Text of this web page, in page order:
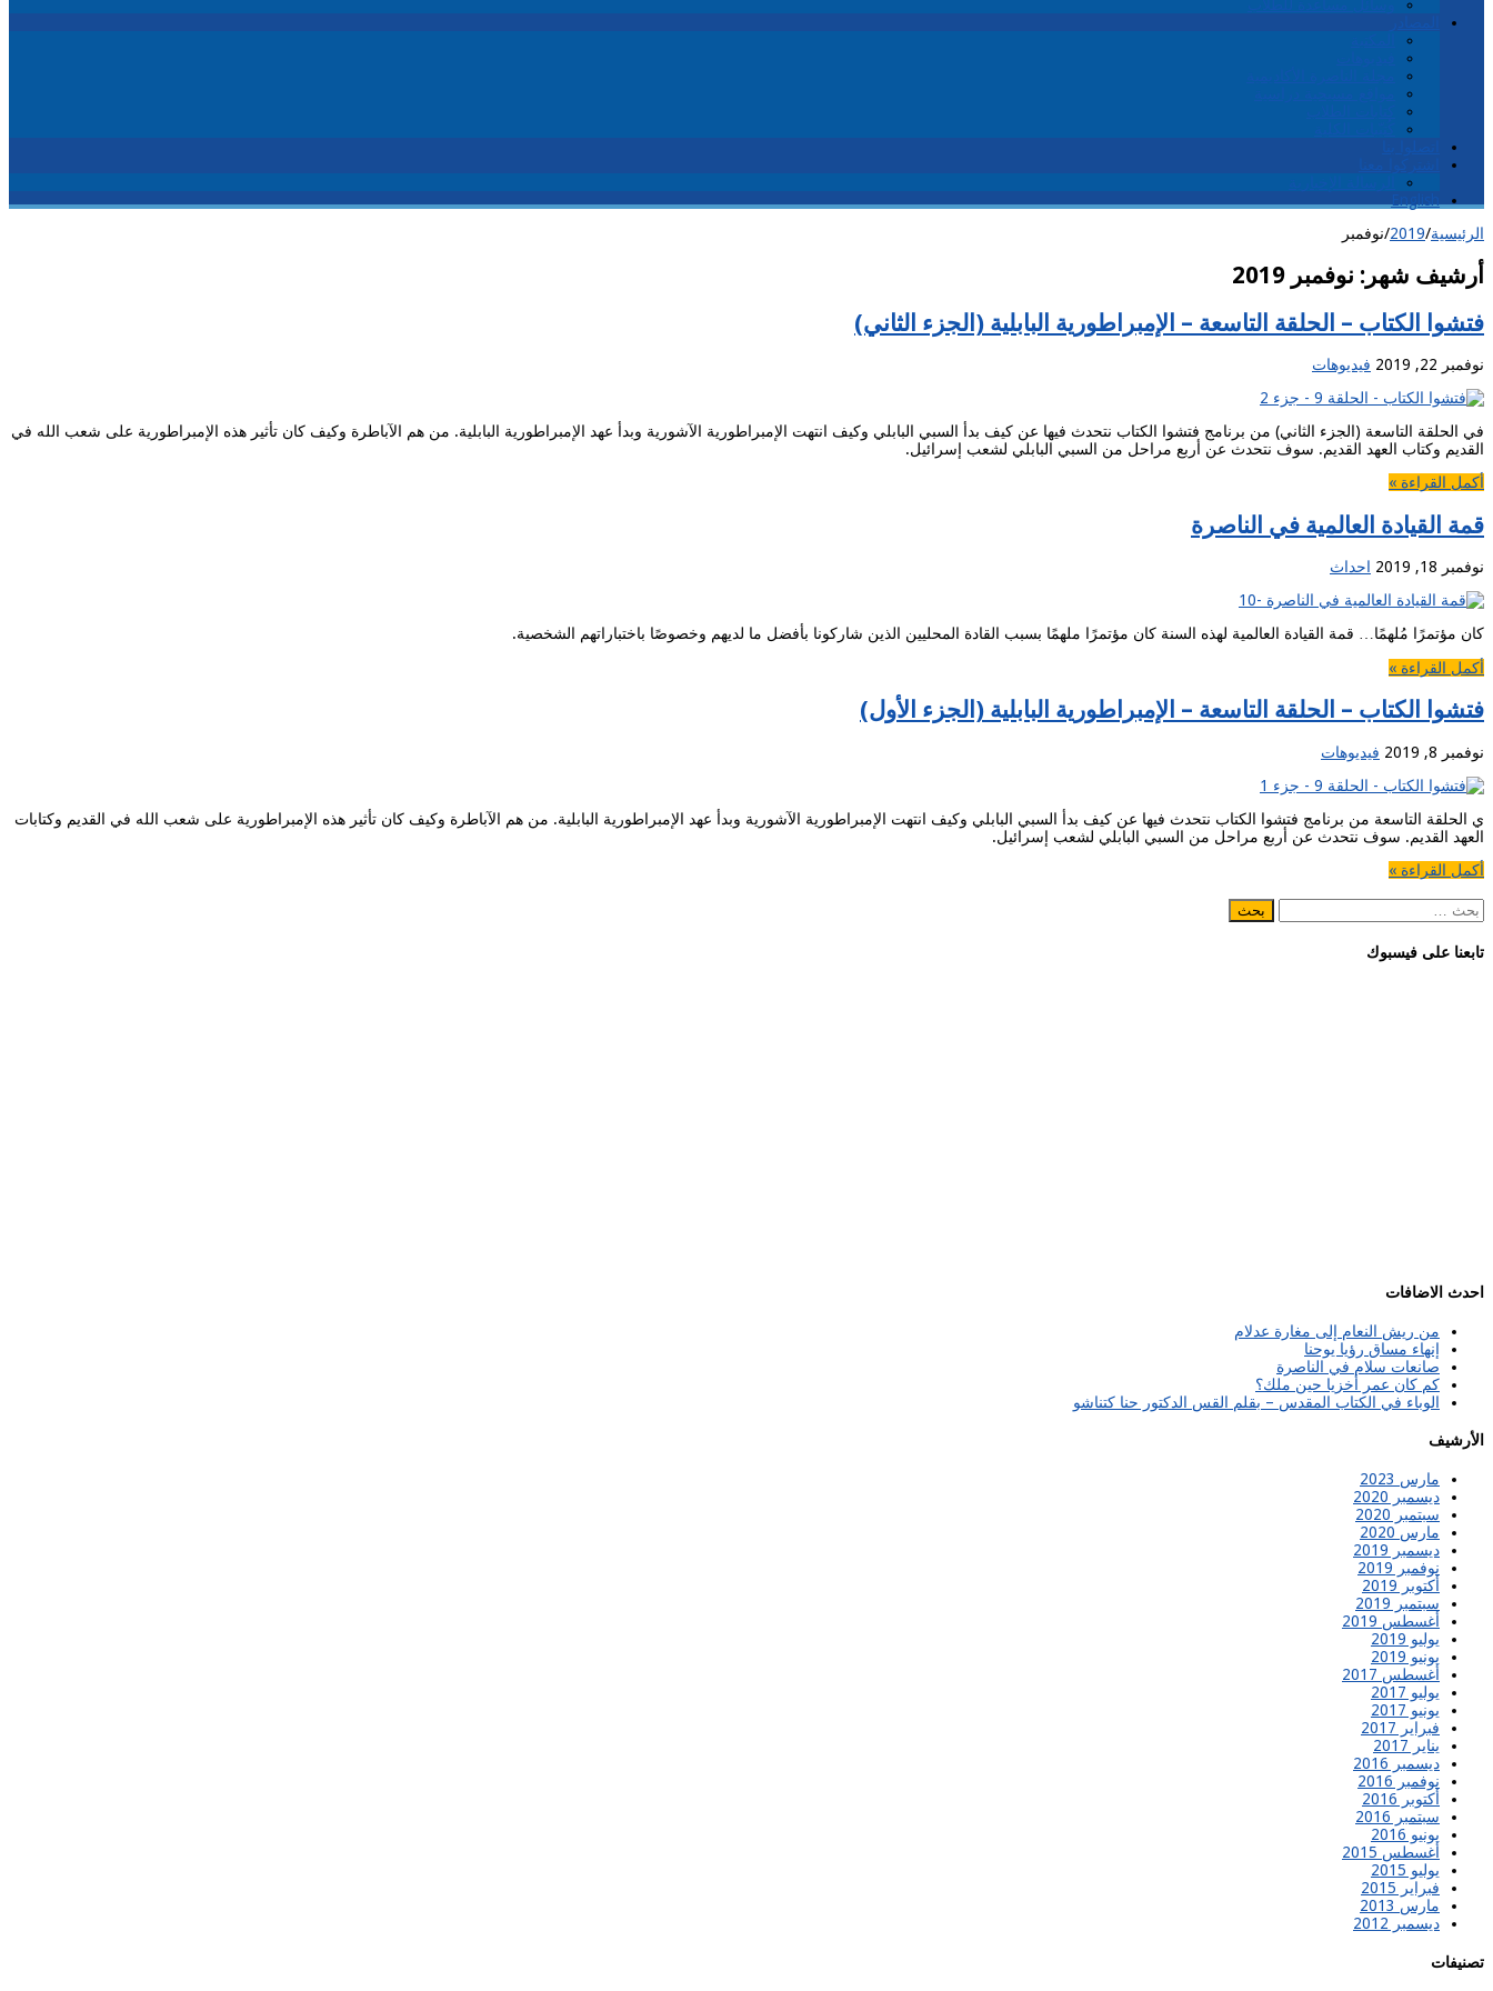
الرئيسية/
2019
/نوفمبر
أرشيف شهر: نوفمبر 2019
فتشوا الكتاب – الحلقة التاسعة – الإمبراطورية البابلية (الجزء الثاني)
نوفمبر 22, 2019 فيديوهات
في الحلقة التاسعة (الجزء الثاني) من برنامج فتشوا الكتاب نتحدث فيها عن كيف بدأ السبي البابلي وكيف انتهت الإمبراطورية الآشورية وبدأ عهد الإمبراطورية البابلية. من هم الآباطرة وكيف كان تأثير هذه الإمبراطورية على شعب الله في
القديم وكتاب العهد القديم. سوف نتحدث عن أربع مراحل من السبي البابلي لشعب إسرائيل.
أكمل القراءة »
قمة القيادة العالمية في الناصرة
نوفمبر 18, 2019 احداث
كان مؤتمرًا مُلهمًا… قمة القيادة العالمية لهذه السنة كان مؤتمرًا ملهمًا بسبب القادة المحليين الذين شاركونا بأفضل ما لديهم وخصوصًا باختباراتهم الشخصية.
أكمل القراءة »
فتشوا الكتاب – الحلقة التاسعة – الإمبراطورية البابلية (الجزء الأول)
نوفمبر 8, 2019 فيديوهات
ي الحلقة التاسعة من برنامج فتشوا الكتاب نتحدث فيها عن كيف بدأ السبي البابلي وكيف انتهت الإمبراطورية الآشورية وبدأ عهد الإمبراطورية البابلية. من هم الآباطرة وكيف كان تأثير هذه الإمبراطورية على شعب الله في القديم وكتابات
العهد القديم. سوف نتحدث عن أربع مراحل من السبي البابلي لشعب إسرائيل.
أكمل القراءة »
البحث
عن:
تابعنا على فيسبوك
احدث الاضافات
من ريش النعام إلى مغارة عدلام
إنهاء مساق رؤيا يوحنا
صانعات سلام في الناصرة
كم كان عمر أخزيا حين ملك؟
الوباء في الكتاب المقدس – بقلم القس الدكتور حنا كتناشو
الأرشيف
مارس 2023
ديسمبر 2020
سبتمبر 2020
مارس 2020
ديسمبر 2019
نوفمبر 2019
أكتوبر 2019
سبتمبر 2019
أغسطس 2019
يوليو 2019
يونيو 2019
أغسطس 2017
يوليو 2017
يونيو 2017
فبراير 2017
يناير 2017
ديسمبر 2016
نوفمبر 2016
أكتوبر 2016
سبتمبر 2016
يونيو 2016
أغسطس 2015
يوليو 2015
فبراير 2015
مارس 2013
ديسمبر 2012
تصنيفات